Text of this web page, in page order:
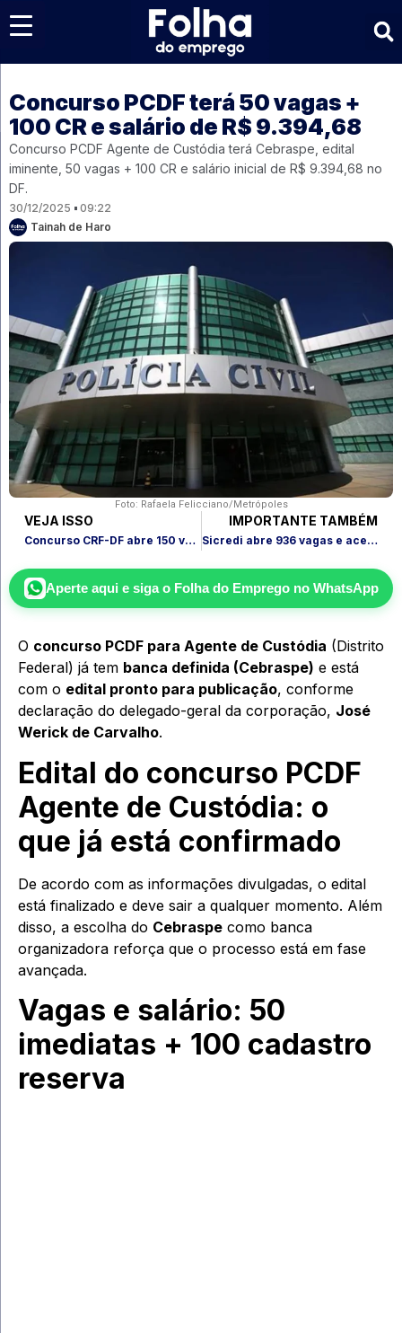
Concurso PCDF terá 50 vagas +
100 CR e salário de R$ 9.394,68
Concurso PCDF Agente de Custódia terá Cebraspe, edital
iminente, 50 vagas + 100 CR e salário inicial de R$ 9.394,68 no
DF.
30/12/2025
09:22
Tainah de Haro
Foto: Rafaela Felicciano/Metrópoles
VEJA ISSO
Concurso CRF-DF abre 150 vagas; salários chegam a R$ 6.642
IMPORTANTE TAMBÉM
Sicredi abre 936 vagas e aceita inscrições em todo o Brasil
Aperte aqui e siga o Folha do Empregono WhatsApp
O concurso PCDF para Agente de Custódia (Distrito
Federal) já tem banca definida (Cebraspe) e está
com o edital pronto para publicação, conforme
declaração do delegado-geral da corporação, José
Werick de Carvalho.
Edital do concurso PCDF
Agente de Custódia: o
que já está confirmado
De acordo com as informações divulgadas, o edital
está finalizado e deve sair a qualquer momento. Além
disso, a escolha do Cebraspe como banca
organizadora reforça que o processo está em fase
avançada.
Vagas e salário: 50
imediatas + 100 cadastro
reserva